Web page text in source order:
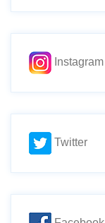
Instagram
Twitter